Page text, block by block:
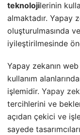
teknolojilerinin
almaktadır. Yapay
oluşturulmasında
iyileştirilmesinde
Yapay zekanın
kullanım
işlemidir. Yapay
tercihlerini ve
açıdan çekici ve
sayede